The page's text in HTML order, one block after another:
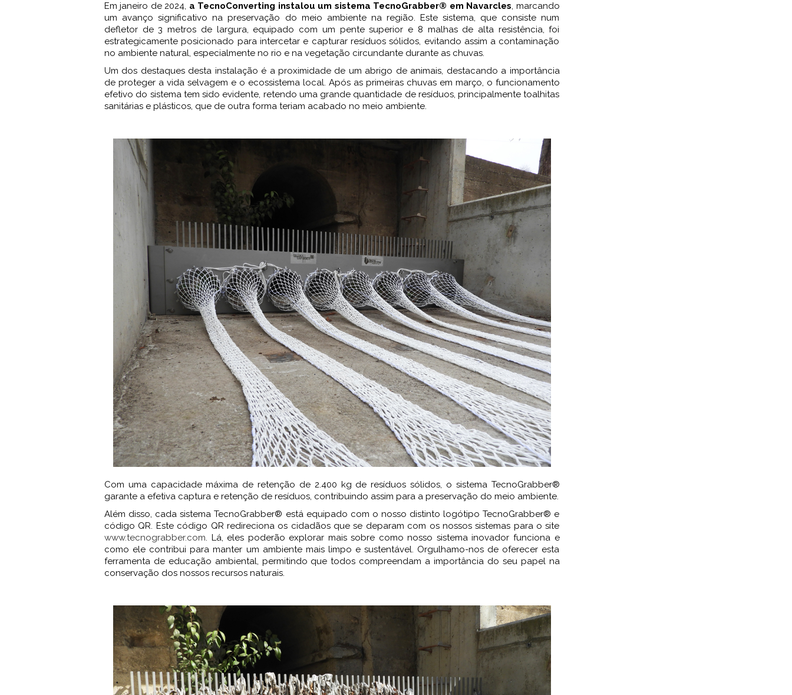
Em janeiro de 2024, a TecnoConverting instalou um sistema TecnoGrabber® em Navarcles, marcando
um avanço significativo na preservação do meio ambiente na região. Este sistema, que consiste num
defletor de 3 metros de largura, equipado com um pente superior e 8 malhas de alta resistência, foi
estrategicamente posicionado para intercetar e capturar resíduos sólidos, evitando assim a contaminação
no ambiente natural, especialmente no rio e na vegetação circundante durante as chuvas.
Um dos destaques desta instalação é a proximidade de um abrigo de animais, destacando a importância
de proteger a vida selvagem e o ecossistema local. Após as primeiras chuvas em março, o funcionamento
efetivo do sistema tem sido evidente, retendo uma grande quantidade de resíduos, principalmente toalhitas
sanitárias e plásticos, que de outra forma teriam acabado no meio ambiente.
Com uma capacidade máxima de retenção de 2.400 kg de resíduos sólidos, o sistema TecnoGrabber®
garante a efetiva captura e retenção de resíduos, contribuindo assim para a preservação do meio ambiente.
Além disso, cada sistema TecnoGrabber® está equipado com o nosso distinto logótipo TecnoGrabber® e
código QR. Este código QR redireciona os cidadãos que se deparam com os nossos sistemas para o site
www.tecnograbber.com. Lá, eles poderão explorar mais sobre como nosso sistema inovador funciona e
como ele contribui para manter um ambiente mais limpo e sustentável. Orgulhamo-nos de oferecer esta
ferramenta de educação ambiental, permitindo que todos compreendam a importância do seu papel na
conservação dos nossos recursos naturais.